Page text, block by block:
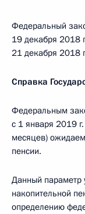
Федеральный
19 декабря 2018
21 декабря 2018
Справка
Федеральным
с 1 января 2019
месяцев)
пенсии.
Данный параметр
накопительной
определению